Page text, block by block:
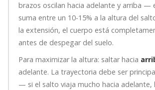
brazos oscilan hacia adelante y arriba —
suma entre un 10-15% a la altura del
la extensión, el cuerpo está
antes de despegar del suelo.
Para maximizar la altura: saltar hacia
adelante. La trayectoria debe ser
— si el salto viaja mucho hacia adelante,